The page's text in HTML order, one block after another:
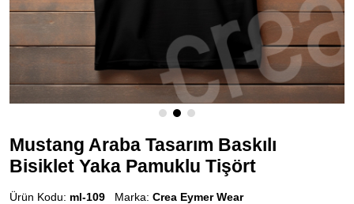
Mustang Araba Tasarım Baskılı
Bisiklet Yaka Pamuklu Tişört
Ürün Kodu: ml-109 Marka: Crea Eymer Wear